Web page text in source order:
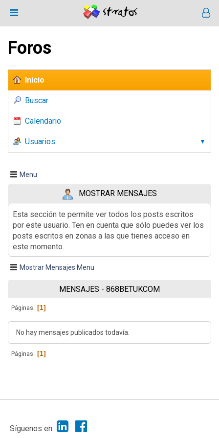
Foros
Inicio
Buscar
Calendario
Usuarios
Menu
MOSTRAR MENSAJES
Esta sección te permite ver todos los posts escritos
por este usuario. Ten en cuenta que sólo puedes ver los
posts escritos en zonas a las que tienes acceso en
este momento.
Mostrar Mensajes Menu
MENSAJES - 868BETUKCOM
Páginas 1
No hay mensajes publicados todavía.
Páginas 1
|
Síguenos en